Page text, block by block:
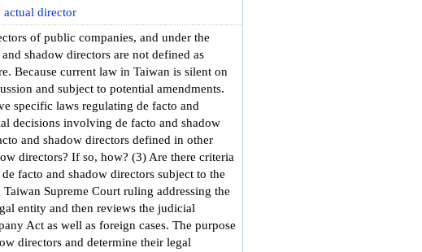
actual director
of public companies, and under the
shadow directors are not defined as
Because current law in Taiwan is silent on
and subject to potential amendments.
specific laws regulating de facto and
decisions involving de facto and shadow
and shadow directors defined in other
directors? If so, how? (3) Are there criteria
facto and shadow directors subject to the
Supreme Court ruling addressing the
entity and then reviews the judicial
Act as well as foreign cases. The purpose
directors and determine their legal